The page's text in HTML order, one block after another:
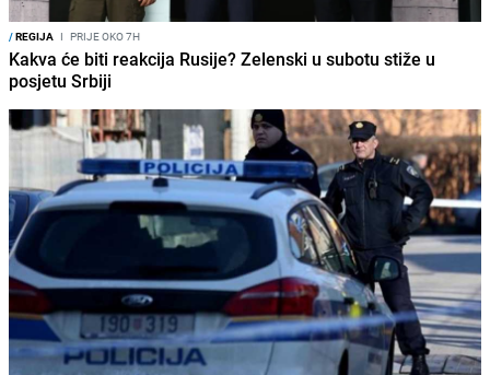
/REGIJA I PRIJE OKO 7H
Kakva će biti reakcija Rusije? Zelenski u subotu stiže u
posjetu Srbiji